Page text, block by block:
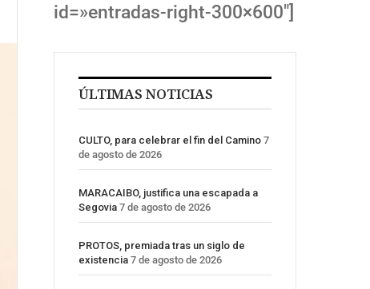
id=»entradas-right-300×600″]
ÚLTIMAS NOTICIAS
CULTO, para celebrar el fin del Camino 7
de agosto de 2026
MARACAIBO, justifica una escapada a
Segovia 7 de agosto de 2026
PROTOS, premiada tras un siglo de
existencia 7 de agosto de 2026